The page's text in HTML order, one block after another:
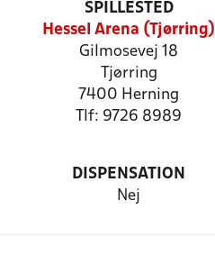
SPILLESTED
Hessel Arena (Tjørring)
Gilmosevej 18
Tjørring
7400 Herning
Tlf: 9726 8989
DISPENSATION
Nej